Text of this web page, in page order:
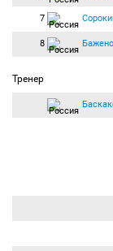
7
8
Тренер